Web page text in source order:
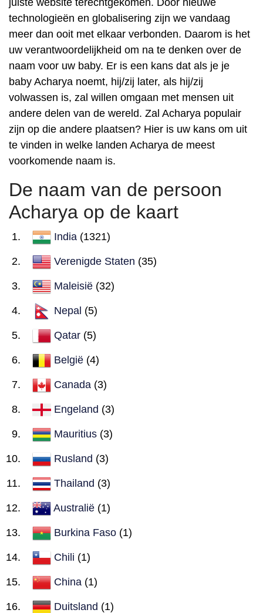
juiste website terechtgekomen. Door nieuwe
technologieën en globalisering zijn we vandaag
meer dan ooit met elkaar verbonden. Daarom is het
uw verantwoordelijkheid om na te denken over de
naam voor uw baby. Er is een kans dat als je je
baby Acharya noemt, hij/zij later, als hij/zij
volwassen is, zal willen omgaan met mensen uit
andere delen van de wereld. Zal Acharya populair
zijn op die andere plaatsen? Hier is uw kans om uit
te vinden in welke landen Acharya de meest
voorkomende naam is.
De naam van de persoon
Acharya op de kaart
India (1321)
Verenigde Staten (35)
Maleisië (32)
Nepal (5)
Qatar (5)
België (4)
Canada (3)
Engeland (3)
Mauritius (3)
Rusland (3)
Thailand (3)
Australië (1)
Burkina Faso (1)
Chili (1)
China (1)
Duitsland (1)